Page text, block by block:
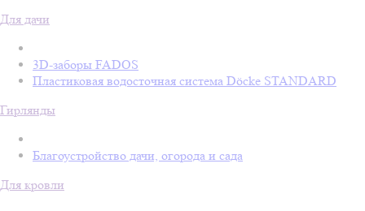
Для дачи
3D-заборы FADOS
Пластиковая водосточная система Döcke STANDARD
Гирлянды
Благоустройство дачи, огорода и сада
Для кровли